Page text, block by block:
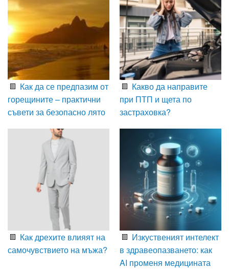
Как да се предпазим от
горещините – практични
съвети за безопасно лято
Какво да направите
при ПТП и щета по
застраховка?
Как дрехите влияят на
самочувствието на мъжа?
Изкуственият интелект
в здравеопазването: как
AI променя медицината